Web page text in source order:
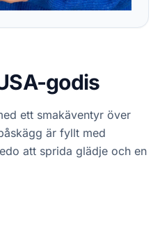
godis
ett smakäventyr över
är fyllt med
att sprida glädje och en